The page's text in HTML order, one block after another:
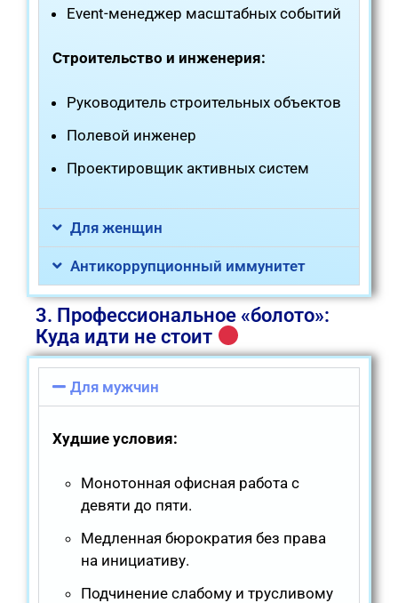
Event-менеджер масштабных событий
Строительство и инженерия:
Руководитель строительных объектов
Полевой инженер
Проектировщик активных систем
Для женщин
Антикоррупционный иммунитет
3. Профессиональное «болото»:
Куда идти не стоит
Для мужчин
Худшие условия:
Монотонная офисная работа с
девяти до пяти.
Медленная бюрократия без права
на инициативу.
Подчинение слабому и трусливому